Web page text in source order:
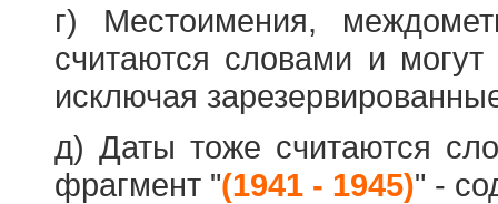
г) Местоимения,
считаются словами и могут
исключая
д) Даты тоже считаются
фрагмент "(1941 - 1945)" -